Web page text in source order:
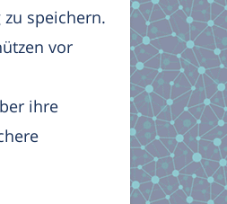
speichern.
vor
ihre